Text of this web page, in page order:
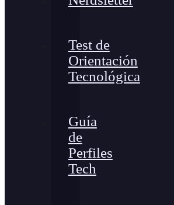
Test de
Orientación
Tecnológica
Guía
de
Perfiles
Tech